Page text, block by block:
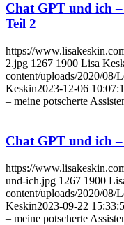
Chat GPT und ich –
Teil 2
https://
2.jpg 1267 1900 Lisa
content/uploads/2020/
Keskin2023-12-06
– meine potscherte
Chat GPT und ich –
https://
und-ich.jpg 1267 1900
content/uploads/2020/
Keskin2023-09-22
– meine potscherte